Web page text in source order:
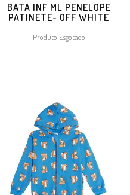
BATA INF ML PENELOPE
PATINETE- OFF WHITE
Produto Esgotado